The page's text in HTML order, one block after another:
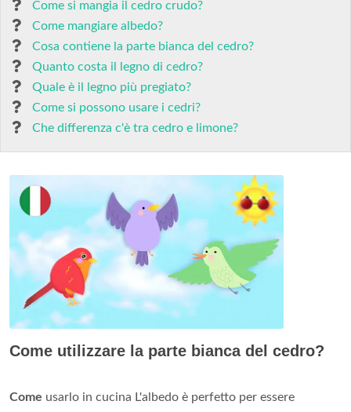
Come si mangia il cedro crudo?
Come mangiare albedo?
Cosa contiene la parte bianca del cedro?
Quanto costa il legno di cedro?
Quale è il legno più pregiato?
Come si possono usare i cedri?
Che differenza c'è tra cedro e limone?
Come utilizzare la parte bianca del cedro?
Come usarlo in cucina L'albedo è perfetto per essere